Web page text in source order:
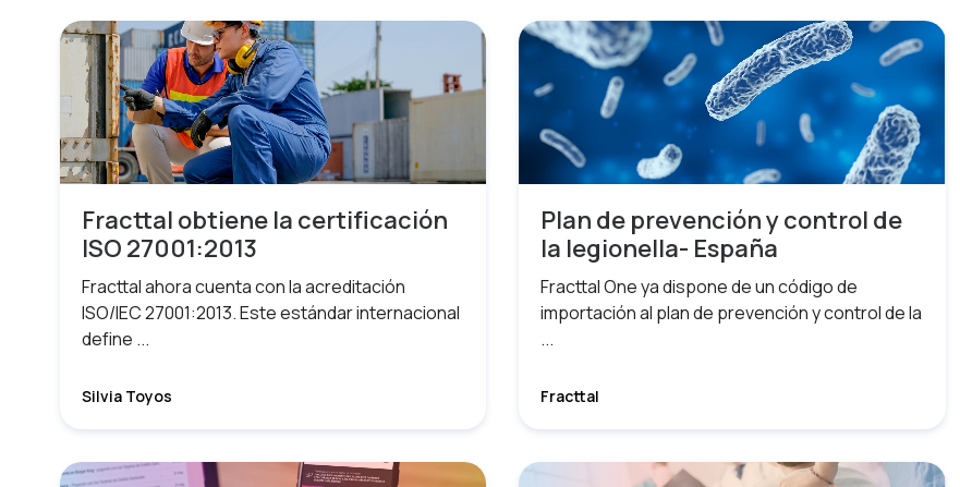
Fracttal obtiene la certificación
ISO 27001:2013
Fracttal ahora cuenta con la acreditación
ISO/IEC 27001:2013. Este estándar internacional
define ...
Silvia Toyos
Plan de prevención y control de
la legionella- España
Fracttal One ya dispone de un código de
importación al plan de prevención y control de la
...
Fracttal